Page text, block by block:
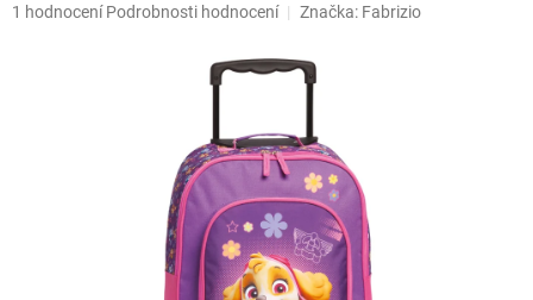
Průměrné
1 hodnocení Podrobnosti hodnocení Značka: Fabrizio